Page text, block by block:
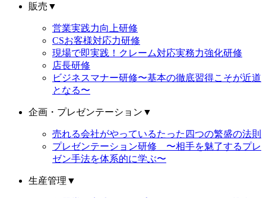
販売 ▼
営業実践力向上研修
CSお客様対応力研修
現場で即実践！クレーム対応実務力強化研修
店長研修
ビジネスマナー研修〜基本の徹底習得こそが近道
となる〜
企画・プレゼンテーション ▼
売れる会社がやっているたった四つの繁盛の法則
プレゼンテーション研修 〜相手を魅了するプレ
ゼン手法を体系的に学ぶ〜
生産管理 ▼